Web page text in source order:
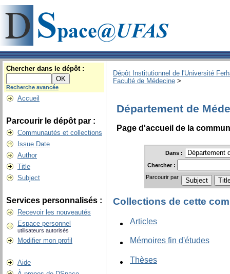
Chercher dans le dépôt :
Recherche avancée
Accueil
Parcourir le dépôt par :
Communautés et collections
Issue Date
Author
Title
Subject
Services personnalisés :
Recevoir les nouveautés
Espace personnel
utilisateurs autorisés
Modifier mon profil
Aide
Dépôt Institutionnel de l'Université
Faculté de Médecine >
Département de
Page d'accueil de la
Dans :
Chercher :
Parcourir par
Collections de cette
Articles
Mémoires fin d'études
Thèses